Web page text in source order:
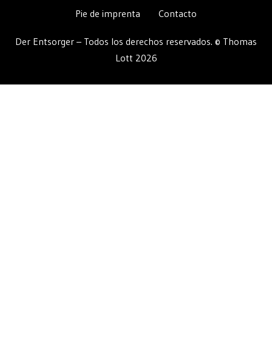
Pie de imprenta Contacto
Der Entsorger – Todos los derechos reservados. © Thomas
Lott 2026